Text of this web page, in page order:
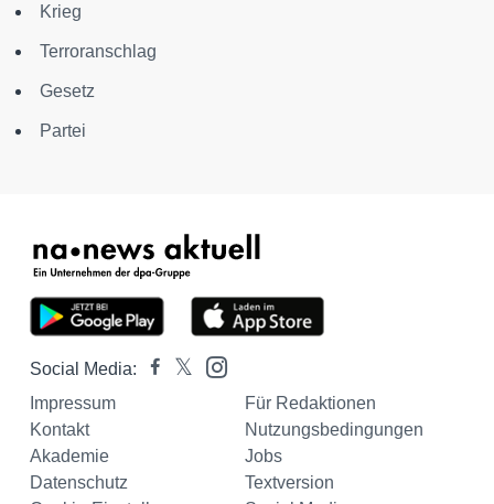
Krieg
Terroranschlag
Gesetz
Partei
Social Media:
Impressum
Für Redaktionen
Kontakt
Nutzungsbedingungen
Akademie
Jobs
Datenschutz
Textversion